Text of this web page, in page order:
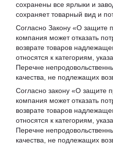
сохранены все ярлыки и
сохраняет товарный вид и
Согласно Закону «О защите
компания может отказать
возврате товаров
относятся к категориям,
Перечне
качества, не подлежащих
Согласно закону «О защите
компания может отказать
возврате товаров
относятся к категориям,
Перечне
качества, не подлежащих